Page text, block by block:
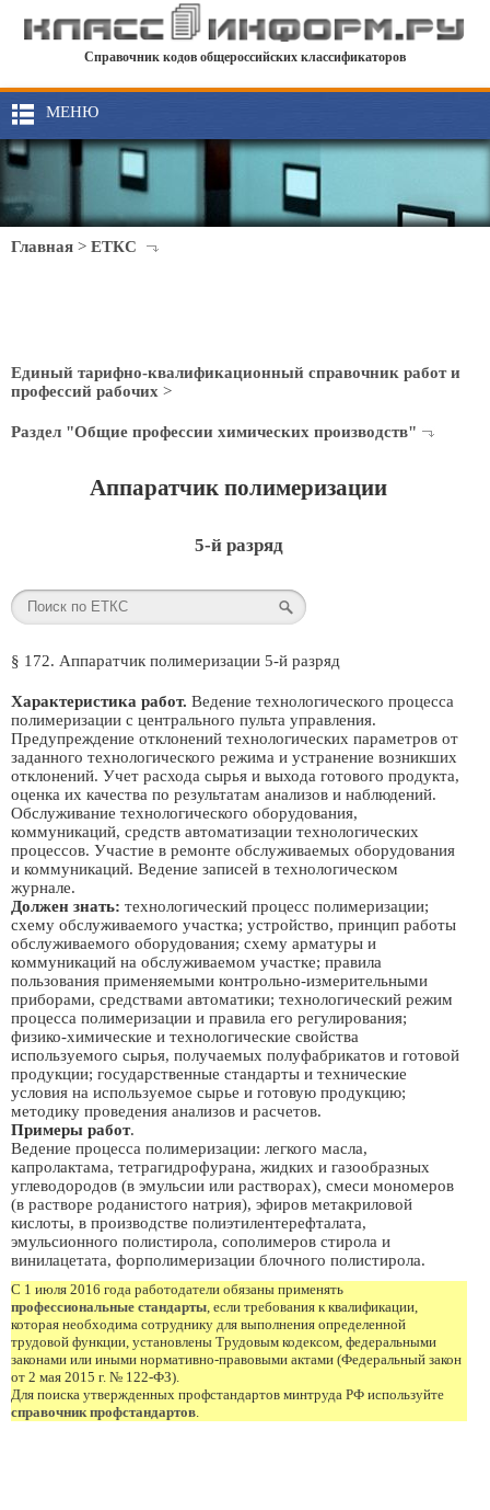
Справочник кодов общероссийских классификаторов
МЕНЮ
Главная > ЕТКС
Единый тарифно-квалификационный справочник работ и
профессий рабочих >
Раздел "Общие профессии химических производств"
Аппаратчик полимеризации
5-й разряд
§ 172. Аппаратчик полимеризации 5-й разряд
Характеристика работ. Ведение технологического процесса
полимеризации с центрального пульта управления.
Предупреждение отклонений технологических параметров от
заданного технологического режима и устранение возникших
отклонений. Учет расхода сырья и выхода готового продукта,
оценка их качества по результатам анализов и наблюдений.
Обслуживание технологического оборудования,
коммуникаций, средств автоматизации технологических
процессов. Участие в ремонте обслуживаемых оборудования
и коммуникаций. Ведение записей в технологическом
журнале.
Должен знать: технологический процесс полимеризации;
схему обслуживаемого участка; устройство, принцип работы
обслуживаемого оборудования; схему арматуры и
коммуникаций на обслуживаемом участке; правила
пользования применяемыми контрольно-измерительными
приборами, средствами автоматики; технологический режим
процесса полимеризации и правила его регулирования;
физико-химические и технологические свойства
используемого сырья, получаемых полуфабрикатов и готовой
продукции; государственные стандарты и технические
условия на используемое сырье и готовую продукцию;
методику проведения анализов и расчетов.
Примеры работ.
Ведение процесса полимеризации: легкого масла,
капролактама, тетрагидрофурана, жидких и газообразных
углеводородов (в эмульсии или растворах), смеси мономеров
(в растворе роданистого натрия), эфиров метакриловой
кислоты, в производстве полиэтилентерефталата,
эмульсионного полистирола, сополимеров стирола и
винилацетата, форполимеризации блочного полистирола.
С 1 июля 2016 года работодатели обязаны применять
профессиональные стандарты, если требования к квалификации,
которая необходима сотруднику для выполнения определенной
трудовой функции, установлены Трудовым кодексом, федеральными
законами или иными нормативно-правовыми актами (Федеральный закон
от 2 мая 2015 г. № 122-ФЗ).
Для поиска утвержденных профстандартов минтруда РФ используйте
справочник профстандартов.